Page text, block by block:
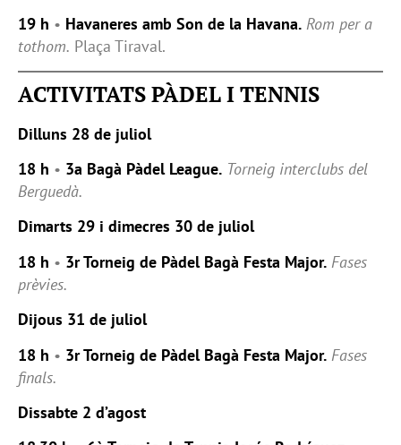
19 h • Havaneres amb Son de la Havana. Rom per a
tothom. Plaça Tiraval.
ACTIVITATS PÀDEL I TENNIS
Dilluns 28 de juliol
18 h • 3a Bagà Pàdel League. Torneig interclubs del
Berguedà.
Dimarts 29 i dimecres 30 de juliol
18 h • 3r Torneig de Pàdel Bagà Festa Major. Fases
prèvies.
Dijous 31 de juliol
18 h • 3r Torneig de Pàdel Bagà Festa Major. Fases
finals.
Dissabte 2 d’agost